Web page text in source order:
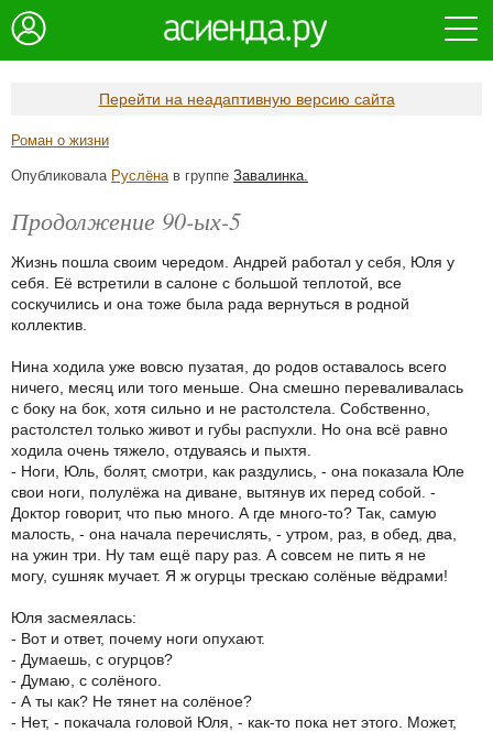
Перейти на неадаптивную версию сайта
Роман о жизни
Опубликовала Руслёнав группе Завалинка.
Продолжение 90-ых-5
Жизнь пошла своим чередом. Андрей работал у себя, Юля у
себя. Её встретили в салоне с большой теплотой, все
соскучились и она тоже была рада вернуться в родной
коллектив.
Нина ходила уже вовсю пузатая, до родов оставалось всего
ничего, месяц или того меньше. Она смешно переваливалась
с боку на бок, хотя сильно и не растолстела. Собственно,
растолстел только живот и губы распухли. Но она всё равно
ходила очень тяжело, отдуваясь и пыхтя.
- Ноги, Юль, болят, смотри, как раздулись, - она показала Юле
свои ноги, полулёжа на диване, вытянув их перед собой. -
Доктор говорит, что пью много. А где много-то? Так, самую
малость, - она начала перечислять, - утром, раз, в обед, два,
на ужин три. Ну там ещё пару раз. А совсем не пить я не
могу, сушняк мучает. Я ж огурцы трескаю солёные вёдрами!
Юля засмеялась:
- Вот и ответ, почему ноги опухают.
- Думаешь, с огурцов?
- Думаю, с солёного.
- А ты как? Не тянет на солёное?
- Нет, - покачала головой Юля, - как-то пока нет этого. Может,